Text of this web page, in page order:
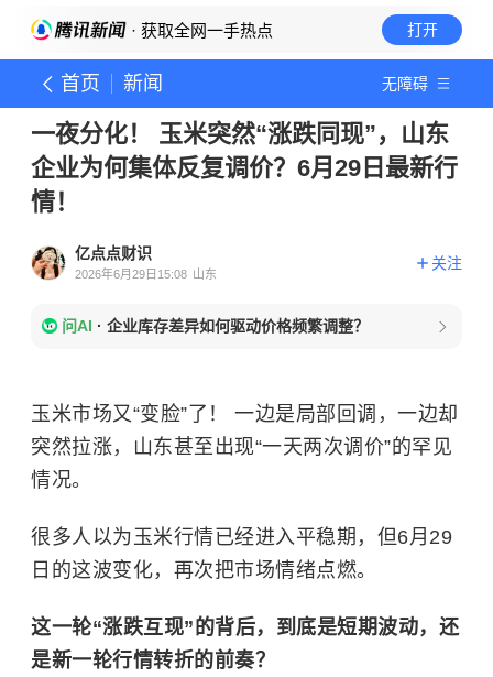
· 获取全网一手热点 打开
首页 新闻 无障碍
一夜分化！ 玉米突然“涨跌同现”，山东
企业为何集体反复调价？6月29日最新行
情！
亿点点财识
2026年6月29日15:08 山东
关注
问AI · 企业库存差异如何驱动价格频繁调整？
玉米市场又“变脸”了！ 一边是局部回调，一边却
突然拉涨，山东甚至出现“一天两次调价”的罕见
情况。
很多人以为玉米行情已经进入平稳期，但6月29
日的这波变化，再次把市场情绪点燃。
这一轮“涨跌互现”的背后，到底是短期波动，还
是新一轮行情转折的前奏？